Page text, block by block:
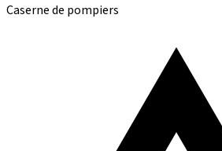
Caserne de pompiers